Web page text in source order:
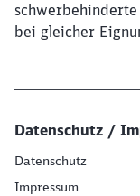
bei gleicher
Datenschutz /
Datenschutz
Impressum